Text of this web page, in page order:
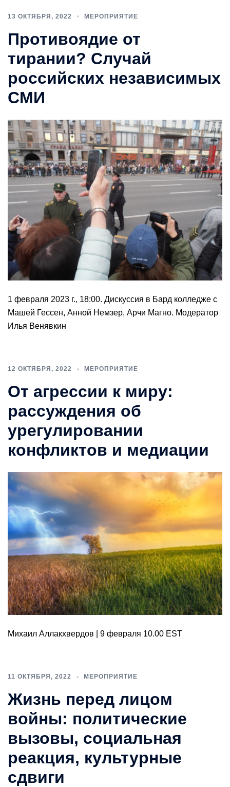
13 ОКТЯБРЯ, 2022 МЕРОПРИЯТИЕ
Противоядие от
тирании? Случай
российских независимых
СМИ
1 февраля 2023 г., 18:00. Дискуссия в Бард колледже с
Машей Гессен, Анной Немзер, Арчи Магно. Модератор
Илья Венявкин
12 ОКТЯБРЯ, 2022 МЕРОПРИЯТИЕ
От агрессии к миру:
рассуждения об
урегулировании
конфликтов и медиации
Михаил Аллакхвердов | 9 февраля 10.00 EST
11 ОКТЯБРЯ, 2022 МЕРОПРИЯТИЕ
Жизнь перед лицом
войны: политические
вызовы, социальная
реакция, культурные
сдвиги